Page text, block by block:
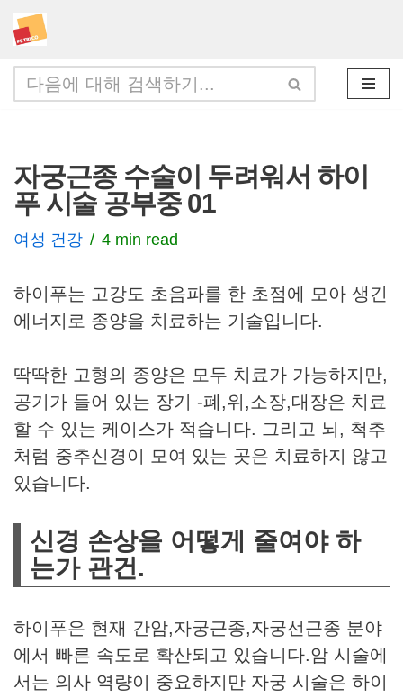
콘
텐
츠
너
뛰
기
자궁근종 수술이 두려워서 하이
푸 시술 공부중 01
여성 건강 4 min read
하이푸는 고강도 초음파를 한 초점에 모아 생긴
에너지로 종양을 치료하는 기술입니다.
딱딱한 고형의 종양은 모두 치료가 가능하지만,
공기가 들어 있는 장기 -폐,위,소장,대장은 치료
할 수 있는 케이스가 적습니다. 그리고 뇌, 척추
처럼 중추신경이 모여 있는 곳은 치료하지 않고
있습니다.
신경 손상을 어떻게 줄여야 하
는가 관건.
하이푸은 현재 간암,자궁근종,자궁선근종 분야
에서 빠른 속도로 확산되고 있습니다.암 시술에
서는 의사 역량이 중요하지만 자궁 시술은 하이